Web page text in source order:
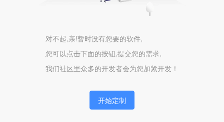
对不起,亲!暂时没有您要的软件,
您可以点击下面的按钮,提交您的需求,
我们社区里众多的开发者会为您加紧开发！
开始定制